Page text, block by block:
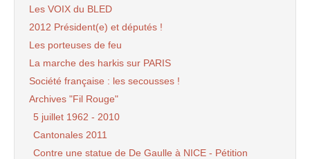
Les VOIX du BLED
2012 Président(e) et députés !
Les porteuses de feu
La marche des harkis sur PARIS
Société française : les secousses !
Archives "Fil Rouge"
5 juillet 1962 - 2010
Cantonales 2011
Contre une statue de De Gaulle à NICE - Pétition